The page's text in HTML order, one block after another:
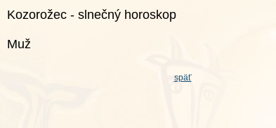
Kozorožec - slnečný horoskop
Muž
späť